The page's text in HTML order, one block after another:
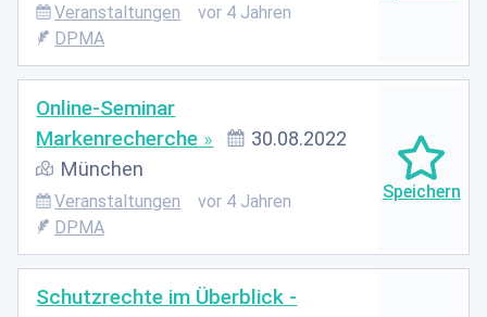
Veranstaltungen
vor 4 Jahren
DPMA
Online-Seminar
Markenrecherche
30.08.2022
München
Veranstaltungen
vor 4 Jahren
DPMA
Schutzrechte im Überblick -